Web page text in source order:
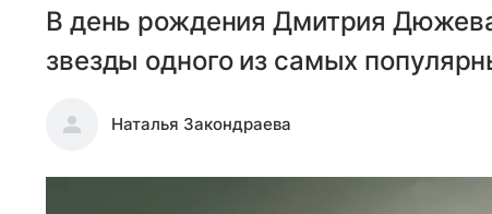
В день рождения Дмитрия
звезды одного из самых
Наталья Закондраева